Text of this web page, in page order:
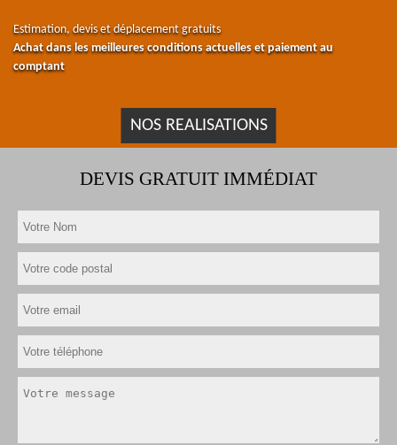
Estimation, devis et déplacement gratuits
Achat dans les meilleures conditions actuelles et paiement au
comptant
NOS REALISATIONS
DEVIS GRATUIT IMMÉDIAT